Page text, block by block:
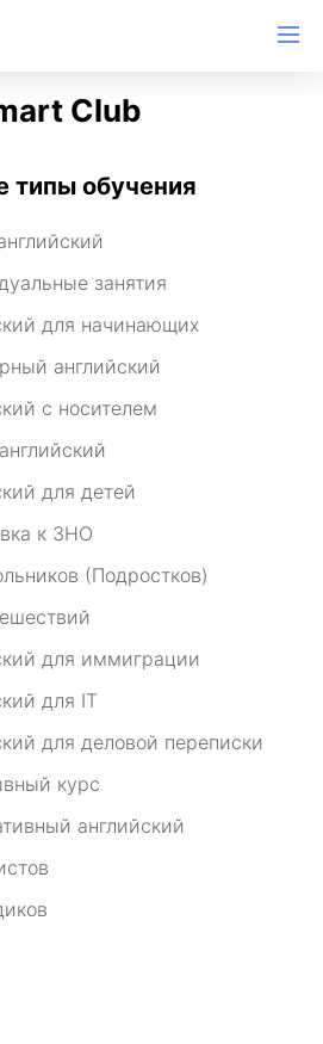
Club
типы обучения
занятия
для начинающих
английский
с носителем
для детей
к ЗНО
(Подростков)
для иммиграции
для IT
для деловой переписки
курс
английский